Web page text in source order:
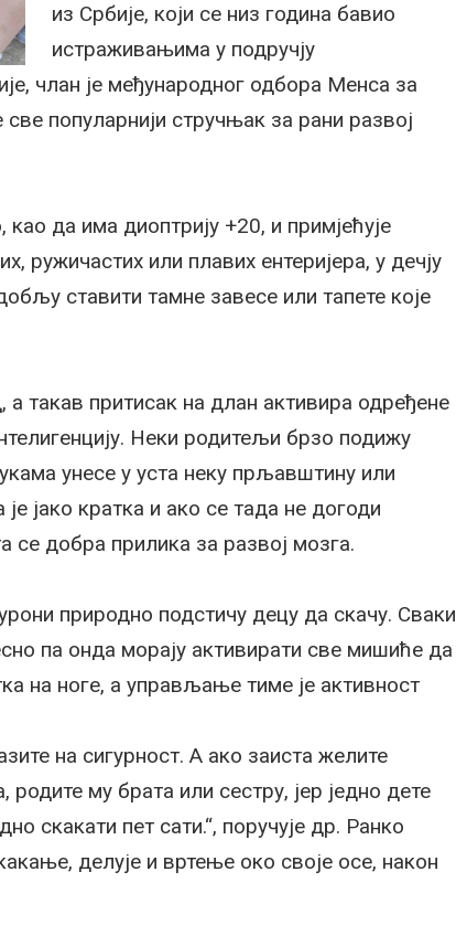
из Србије, који се низ година бавио
истраживањима у подручју
члан је међународног одбора Менса за
популарнији стручњак за рани развој
да има диоптрију +20, и примјећује
ружичастих или плавих ентеријера, у дечју
ставити тамне завесе или тапете које
такав притисак на длан активира одређене
Неки родитељи брзо подижу
унесе у уста неку прљавштину или
јако кратка и ако се тада не догоди
се добра прилика за развој мозга.
природно подстичу децу да скачу. Сваки
па онда морају активирати све мишиће да
на ноге, а управљање тиме је активност
на сигурност. А ако заиста желите
родите му брата или сестру, јер једно дете
скакати пет сати.“, поручује др. Ранко
делује и вртење око своје осе, након